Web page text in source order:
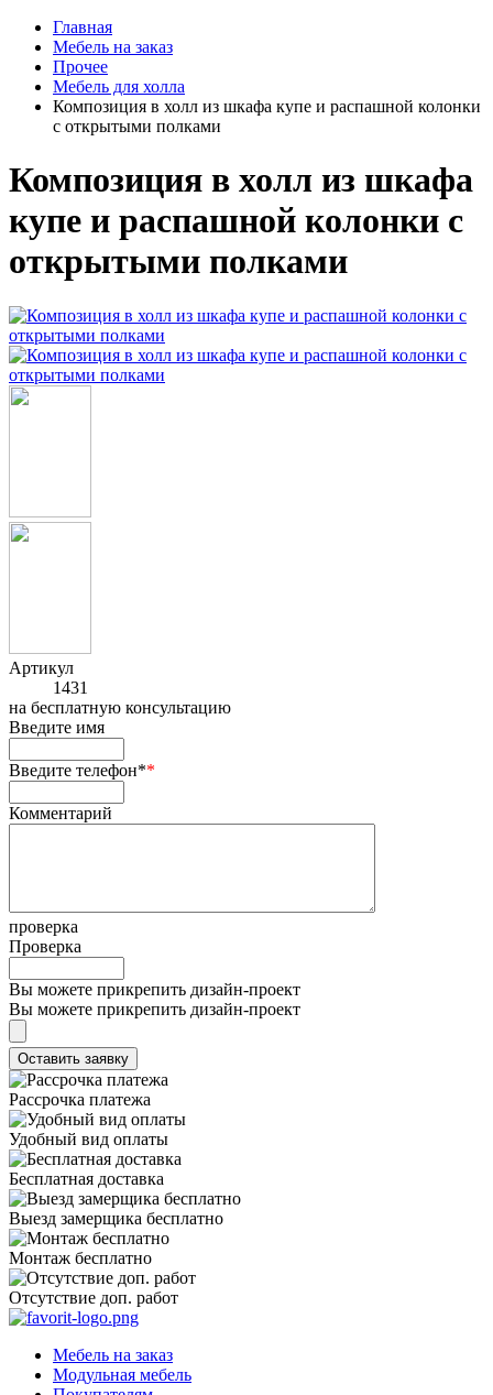
Главная
Мебель на заказ
Прочее
Мебель для холла
Композиция в холл из шкафа купе и распашной колонки
с открытыми полками
Композиция в холл из шкафа
купе и распашной колонки с
открытыми полками
Артикул
1431
на бесплатную консультацию
Введите имя
Введите телефон**
Комментарий
проверка
Проверка
Вы можете прикрепить дизайн-проект
Вы можете прикрепить дизайн-проект
Рассрочка платежа
Удобный вид оплаты
Бесплатная доставка
Выезд замерщика бесплатно
Монтаж бесплатно
Отсутствие доп. работ
Мебель на заказ
Модульная мебель